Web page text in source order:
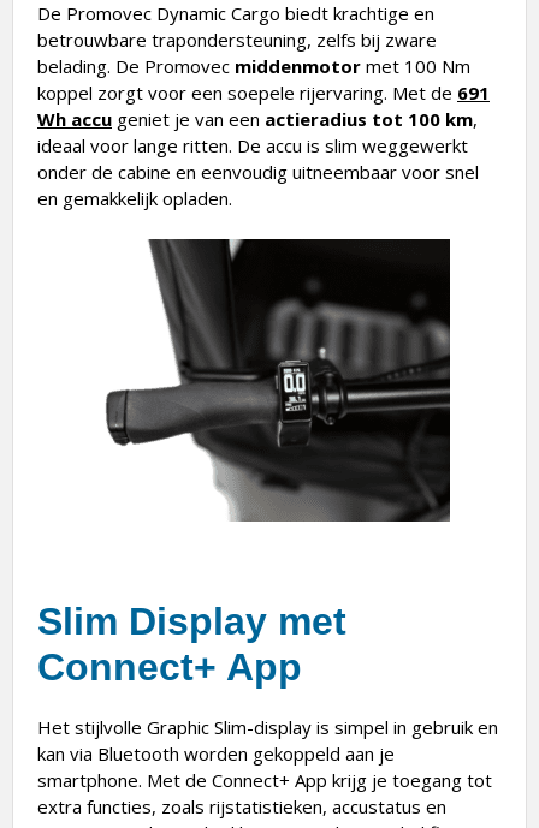
De Promovec Dynamic Cargo biedt krachtige en
betrouwbare trapondersteuning, zelfs bij zware
belading. De Promovec middenmotor met 100 Nm
koppel zorgt voor een soepele rijervaring. Met de 691
Wh accu geniet je van een actieradius tot 100 km,
ideaal voor lange ritten. De accu is slim weggewerkt
onder de cabine en eenvoudig uitneembaar voor snel
en gemakkelijk opladen.
Slim Display met
Connect+ App
Het stijlvolle Graphic Slim-display is simpel in gebruik en
kan via Bluetooth worden gekoppeld aan je
smartphone. Met de Connect+ App krijg je toegang tot
extra functies, zoals rijstatistieken, accustatus en